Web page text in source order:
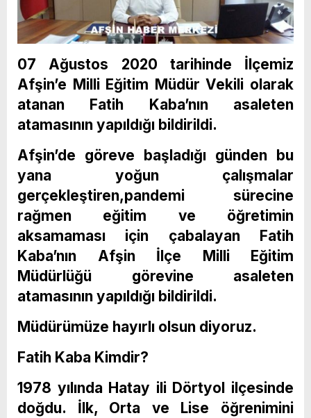
07 Ağustos 2020 tarihinde İlçemiz
Afşin’e Milli Eğitim Müdür Vekili olarak
atanan Fatih Kaba’nın asaleten
atamasının yapıldığı bildirildi.
Afşin’de göreve başladığı günden bu
yana yoğun çalışmalar
gerçekleştiren,pandemi sürecine
rağmen eğitim ve öğretimin
aksamaması için çabalayan Fatih
Kaba’nın Afşin İlçe Milli Eğitim
Müdürlüğü görevine asaleten
atamasının yapıldığı bildirildi.
Müdürümüze hayırlı olsun diyoruz.
Fatih Kaba Kimdir?
1978 yılında Hatay ili Dörtyol ilçesinde
doğdu. İlk, Orta ve Lise öğrenimini